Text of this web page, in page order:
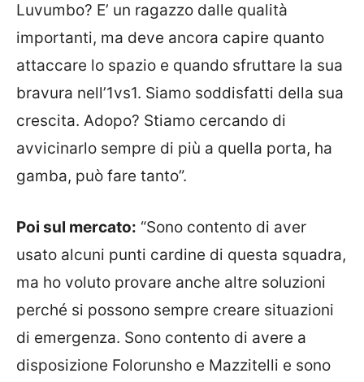
Luvumbo? E’ un ragazzo dalle qualità
importanti, ma deve ancora capire quanto
attaccare lo spazio e quando sfruttare la sua
bravura nell’1vs1. Siamo soddisfatti della sua
crescita. Adopo? Stiamo cercando di
avvicinarlo sempre di più a quella porta, ha
gamba, può fare tanto”.
Poi sul mercato: “Sono contento di aver
usato alcuni punti cardine di questa squadra,
ma ho voluto provare anche altre soluzioni
perché si possono sempre creare situazioni
di emergenza. Sono contento di avere a
disposizione Folorunsho e Mazzitelli e sono